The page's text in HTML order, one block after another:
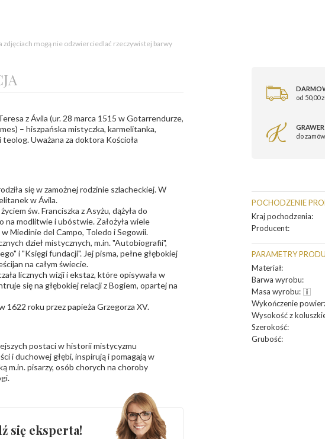
zdjęciach mogą nie odzwierciedlać rzeczywistej barwy
od 50,00
do
POCHODZENIE
Kraj pochodzenia:
Producent:
PARAMETRY
Materiał:
Barwa wyrobu:
Masa wyrobu:
Wykończenie
Wysokość z
Szerokość:
Grubość:
z Ávila (ur. 28 marca 1515 w Gotarrendurze,
– hiszpańska mistyczka, karmelitanka,
Uważana za doktora Kościoła
się w zamożnej rodzinie szlacheckiej. W
w Ávila.
św. Franciszka z Asyżu, dążyła do
na modlitwie i ubóstwie. Założyła wiele
Miedinie del Campo, Toledo i Segowii.
dzieł mistycznych, m.in. "Autobiografii",
i "Księgi fundacji". Jej pisma, pełne głębokiej
na całym świecie.
licznych wizji i ekstaz, które opisywała w
się na głębokiej relacji z Bogiem, opartej na
1622 roku przez papieża Grzegorza XV.
postaci w historii mistycyzmu
i duchowej głębi, inspirują i pomagają w
m.in. pisarzy, osób chorych na choroby
się eksperta!